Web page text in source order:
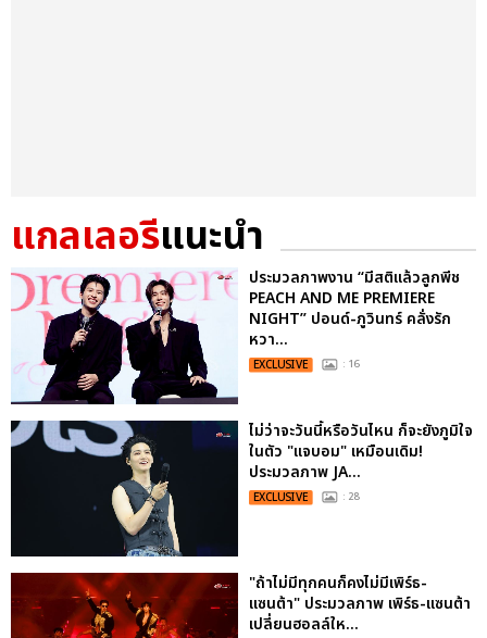
แกลเลอรีแนะนำ
ประมวลภาพงาน “มีสติแล้วลูกพีช
PEACH AND ME PREMIERE
NIGHT” ปอนด์-ภูวินทร์ คลั่งรัก
หวา...
EXCLUSIVE : 16
ไม่ว่าจะวันนี้หรือวันไหน ก็จะยังภูมิใจ
ในตัว "แจบอม" เหมือนเดิม!
ประมวลภาพ JA...
EXCLUSIVE : 28
"ถ้าไม่มีทุกคนก็คงไม่มีเพิร์ธ-
แซนต้า" ประมวลภาพ เพิร์ธ-แซนต้า
เปลี่ยนฮอลล์ให...